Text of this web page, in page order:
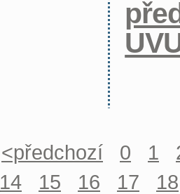
<předchozí 0 1
14 15 16 17
18